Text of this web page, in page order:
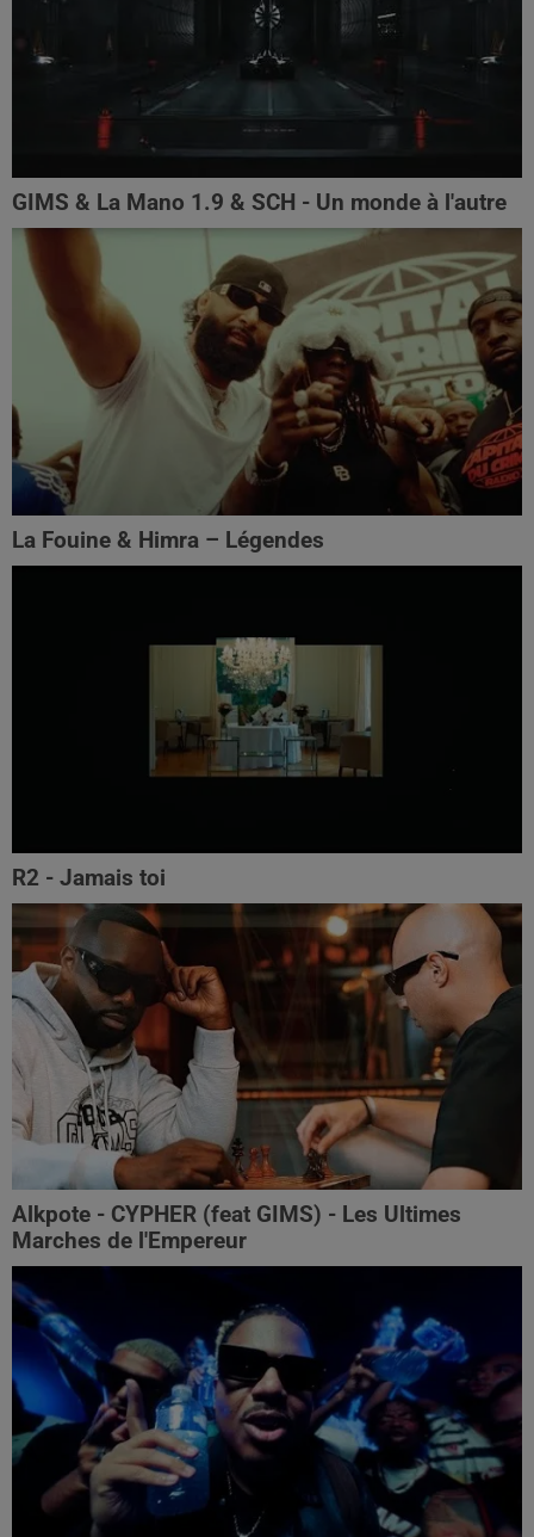
GIMS & La Mano 1.9 & SCH - Un monde à l'autre
La Fouine & Himra – Légendes
R2 - Jamais toi
Alkpote - CYPHER (feat GIMS) - Les Ultimes
Marches de l'Empereur